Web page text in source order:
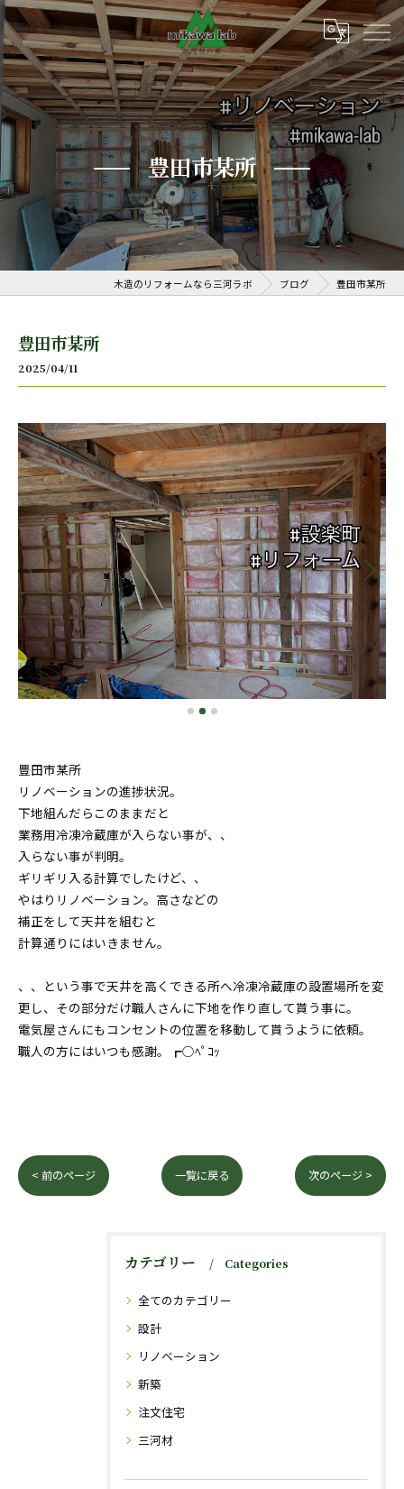
豊田市某所
木造のリフォームなら三河ラボ ブログ 豊田市某所
豊田市某所
2025/04/11
豊田市某所
リノベーションの進捗状況。
下地組んだらこのままだと
業務用冷凍冷蔵庫が入らない事が、、
入らない事が判明。
ギリギリ入る計算でしたけど、、
やはりリノベーション。高さなどの
補正をして天井を組むと
計算通りにはいきません。
、、という事で天井を高くできる所へ冷凍冷蔵庫の設置場所を変
更し、その部分だけ職人さんに下地を作り直して貰う事に。
電気屋さんにもコンセントの位置を移動して貰うように依頼。
職人の方にはいつも感謝。┏○ﾍﾟｺｯ
< 前のページ 一覧に戻る 次のページ >
カテゴリー Categories
全てのカテゴリー
設計
リノベーション
新築
注文住宅
三河材